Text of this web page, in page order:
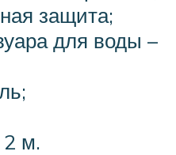
защита;
для воды –
м.